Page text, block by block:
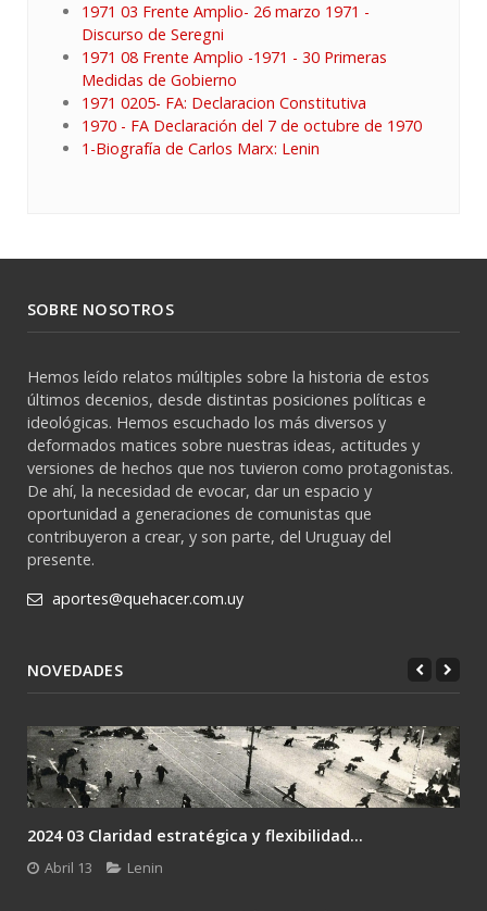
1971 03 Frente Amplio- 26 marzo 1971 -
Discurso de Seregni
1971 08 Frente Amplio -1971 - 30 Primeras
Medidas de Gobierno
1971 0205- FA: Declaracion Constitutiva
1970 - FA Declaración del 7 de octubre de 1970
1-Biografía de Carlos Marx: Lenin
SOBRE NOSOTROS
Hemos leído relatos múltiples sobre la historia de estos
últimos decenios, desde distintas posiciones políticas e
ideológicas. Hemos escuchado los más diversos y
deformados matices sobre nuestras ideas, actitudes y
versiones de hechos que nos tuvieron como protagonistas.
De ahí, la necesidad de evocar, dar un espacio y
oportunidad a generaciones de comunistas que
contribuyeron a crear, y son parte, del Uruguay del
presente.
aportes@quehacer.com.uy
NOVEDADES
2024 03 Claridad estratégica y flexibilidad...
Abril 13 Lenin